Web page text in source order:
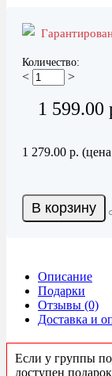
Количество:
< >
1 599.00
1 279.00 р.
В корзину
Описание
Подарки
Отзывы (0)
Доставка и
Если у группы
доступен